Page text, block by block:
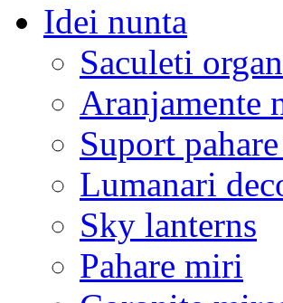
Idei nunta
Saculeti
Aranjamente
Suport
Lumanari
Sky lanterns
Pahare miri